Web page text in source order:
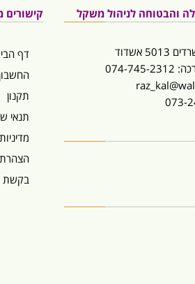
והבטוחה לניהול משקל
2312
קישורים
דף
תקנון
תנאי
בקשת